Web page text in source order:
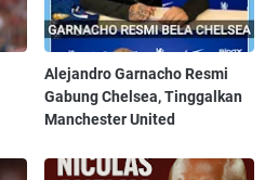
Alejandro Garnacho Resmi
Gabung Chelsea, Tinggalkan
Manchester United